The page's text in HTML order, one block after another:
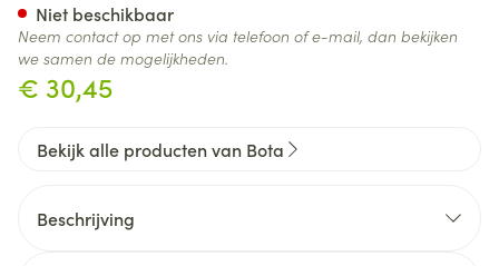
€ 30,45
Niet beschikbaar
Neem contact op met ons via telefoon of e-mail, dan bekijken
we samen de mogelijkheden.
Bekijk alle producten van Bota
Beschrijving